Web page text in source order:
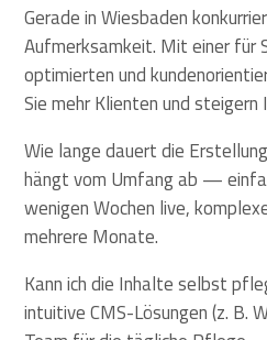
Gerade in Wiesbaden
Aufmerksamkeit. Mit einer für
optimierten und
Sie mehr Klienten und steigern
Wie lange dauert die
hängt vom Umfang ab —
wenigen Wochen live,
mehrere Monate.
Kann ich die Inhalte selbst
intuitive CMS-Lösungen (z. B.